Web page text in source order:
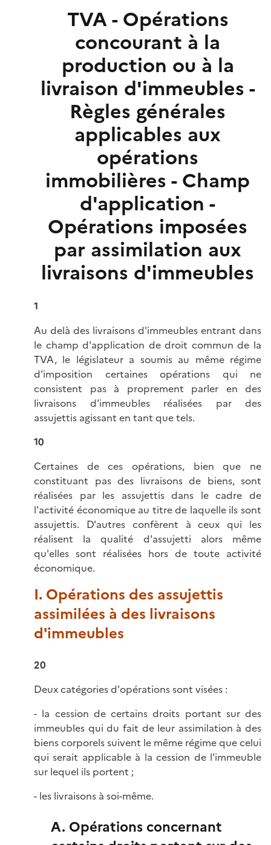
TVA - Opérations
concourant à la
production ou à la
livraison d'immeubles -
Règles générales
applicables aux
opérations
immobilières - Champ
d'application -
Opérations imposées
par assimilation aux
livraisons d'immeubles
1
Au delà des livraisons d'immeubles entrant dans
le champ d'application de droit commun de la
TVA, le législateur a soumis au même régime
d'imposition certaines opérations qui ne
consistent pas à proprement parler en des
livraisons d'immeubles réalisées par des
assujettis agissant en tant que tels.
10
Certaines de ces opérations, bien que ne
constituant pas des livraisons de biens, sont
réalisées par les assujettis dans le cadre de
l'activité économique au titre de laquelle ils sont
assujettis. D'autres confèrent à ceux qui les
réalisent la qualité d'assujetti alors même
qu'elles sont réalisées hors de toute activité
économique.
I. Opérations des assujettis
assimilées à des livraisons
d'immeubles
20
Deux catégories d'opérations sont visées :
- la cession de certains droits portant sur des
immeubles qui du fait de leur assimilation à des
biens corporels suivent le même régime que celui
qui serait applicable à la cession de l'immeuble
sur lequel ils portent ;
- les livraisons à soi-même.
A. Opérations concernant